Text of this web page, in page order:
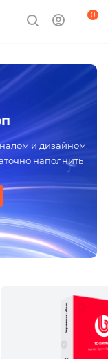
0
и дизайном.
наполнить